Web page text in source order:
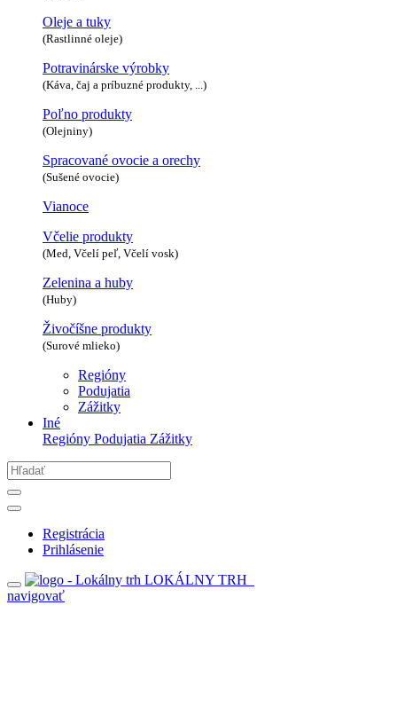
Oleje a tuky
(Rastlinné oleje)
Potravinárske výrobky
(Káva, čaj a príbuzné produkty, ...)
Poľno produkty
(Olejniny)
Spracované ovocie a orechy
(Sušené ovocie)
Vianoce
Včelie produkty
(Med, Včelí peľ, Včelí vosk)
Zelenina a huby
(Huby)
Živočíšne produkty
(Surové mlieko)
Regióny
Podujatia
Zážitky
Iné
Regióny Podujatia Zážitky
Registrácia
Prihlásenie
LOKÁLNY TRH
navigovať